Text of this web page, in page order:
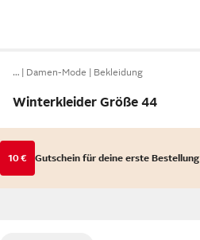
… Damen-Mode Bekleidung
Winterkleider Größe 44
10 € Gutschein für deine erste Bestellung